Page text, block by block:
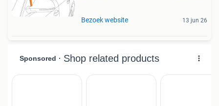
Bezoek website 13 jun 26